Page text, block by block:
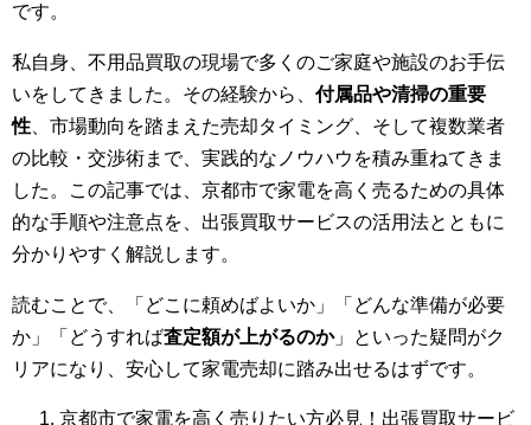
です。
私自身、不用品買取の現場で多くのご家庭や施設のお手伝
いをしてきました。その経験から、 付属品や清掃の重要
性 、市場動向を踏まえた売却タイミング、そして複数業者
の比較・交渉術まで、実践的なノウハウを積み重ねてきま
した。この記事では、京都市で家電を高く売るための具体
的な手順や注意点を、出張買取サービスの活用法とともに
分かりやすく解説します。
読むことで、「どこに頼めばよいか」「どんな準備が必要
か」「どうすれば査定額が上がるのか」といった疑問がク
リアになり、安心して家電売却に踏み出せるはずです。
京都市で家電を高く売りたい方必見！出張買取サービ